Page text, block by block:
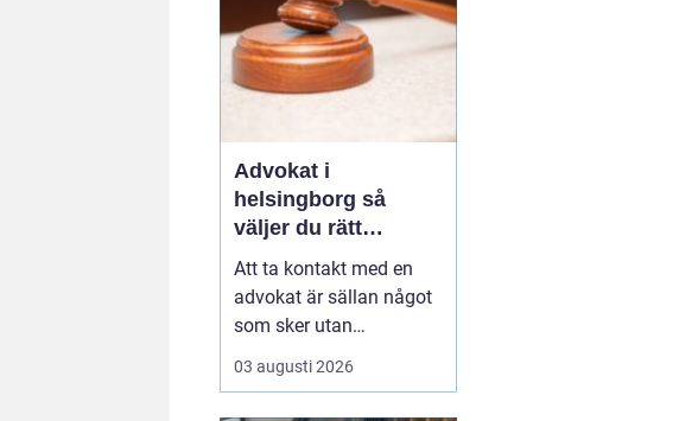
Advokat i
helsingborg så
väljer du rätt
juridisk hjälp
Att ta kontakt med en
advokat är sällan något
som sker utan
anledning. Ofta handlar
det om en konflikt, en
03 augusti 2026